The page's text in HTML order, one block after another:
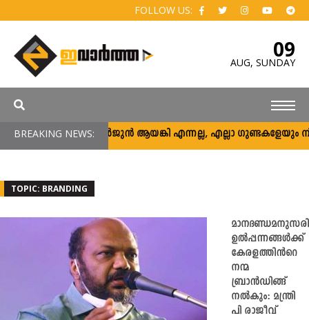
FOLLOW US:
09
AUG, SUNDAY
BREAKING NEWS:അര്‍ജുന്‍ ആയങ്കി എന്നല്ല, എല്ലാ ഗുണ്ടകളേയും
TOPIC: BRANDING
ഉൽപ്പന്നങ്ങൾക്ക്
കേരളത്തിൻറെ
നന്മ
ബ്രാൻഡിങ്ങ്
നൽകും: മന്ത്രി
പി രാജീവ്